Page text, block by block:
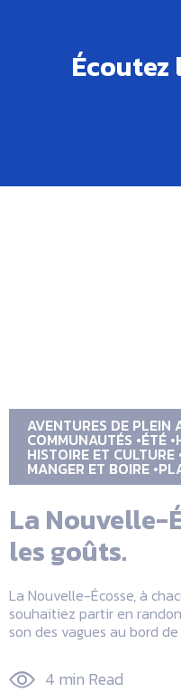
Écoutez
AVENTURES DE PLEIN
COMMUNAUTÉS ÉTÉ
HISTOIRE ET CULTURE
MANGER ET BOIRE
La Nouvelle-
les goûts.
La Nouvelle-Écosse, à
souhaitiez partir en
son des vagues au bord de
4 min Read